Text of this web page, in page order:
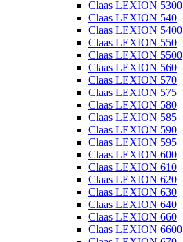
Claas LEXION 5300
Claas LEXION 540
Claas LEXION 5400
Claas LEXION 550
Claas LEXION 5500
Claas LEXION 560
Claas LEXION 570
Claas LEXION 575
Claas LEXION 580
Claas LEXION 585
Claas LEXION 590
Claas LEXION 595
Claas LEXION 600
Claas LEXION 610
Claas LEXION 620
Claas LEXION 630
Claas LEXION 640
Claas LEXION 660
Claas LEXION 6600